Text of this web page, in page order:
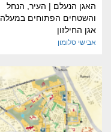
האגן הנעלם | העיר, הנחל
והשטחים הפתוחים במעלה
אגן החילזון
אבישי סלומון